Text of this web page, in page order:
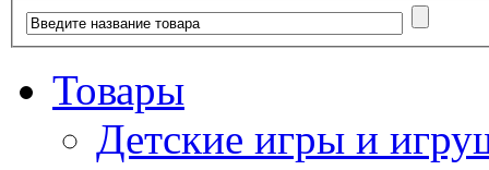
Товары
Детские игры и